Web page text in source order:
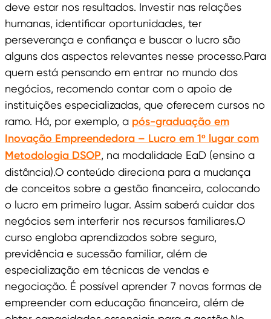
deve estar nos resultados. Investir nas relações
humanas, identificar oportunidades, ter
perseverança e confiança e buscar o lucro são
alguns dos aspectos relevantes nesse processo.Para
quem está pensando em entrar no mundo dos
negócios, recomendo contar com o apoio de
instituições especializadas, que oferecem cursos no
ramo. Há, por exemplo, a pós-graduação em
Inovação Empreendedora – Lucro em 1º lugar com
Metodologia DSOP, na modalidade EaD (ensino a
distância).O conteúdo direciona para a mudança
de conceitos sobre a gestão financeira, colocando
o lucro em primeiro lugar. Assim saberá cuidar dos
negócios sem interferir nos recursos familiares.O
curso engloba aprendizados sobre seguro,
previdência e sucessão familiar, além de
especialização em técnicas de vendas e
negociação. É possível aprender 7 novas formas de
empreender com educação financeira, além de